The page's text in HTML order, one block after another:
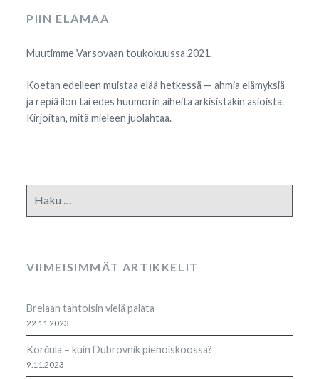
PIIN ELÄMÄÄ
Muutimme Varsovaan toukokuussa 2021.
Koetan edelleen muistaa elää hetkessä — ahmia elämyksiä
ja repiä ilon tai edes huumorin aiheita arkisistakin asioista.
Kirjoitan, mitä mieleen juolahtaa.
VIIMEISIMMÄT ARTIKKELIT
Brelaan tahtoisin vielä palata
22.11.2023
Korčula – kuin Dubrovnik pienoiskoossa?
9.11.2023